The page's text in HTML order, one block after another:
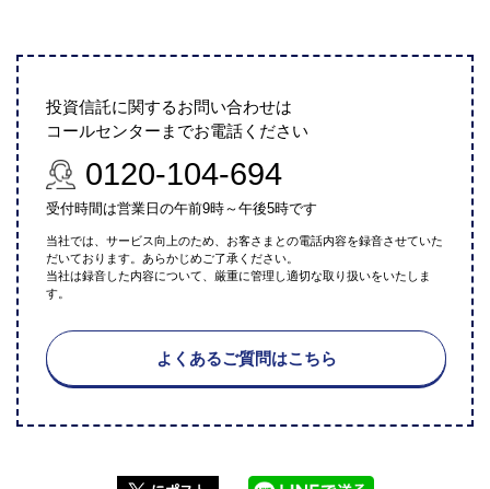
投資信託に関するお問い合わせは
コールセンターまでお電話ください
0120-104-694
受付時間は営業日の午前9時～午後5時です
当社では、サービス向上のため、お客さまとの電話内容を録音させていた
だいております。あらかじめご了承ください。
当社は録音した内容について、厳重に管理し適切な取り扱いをいたしま
す。
よくあるご質問はこちら